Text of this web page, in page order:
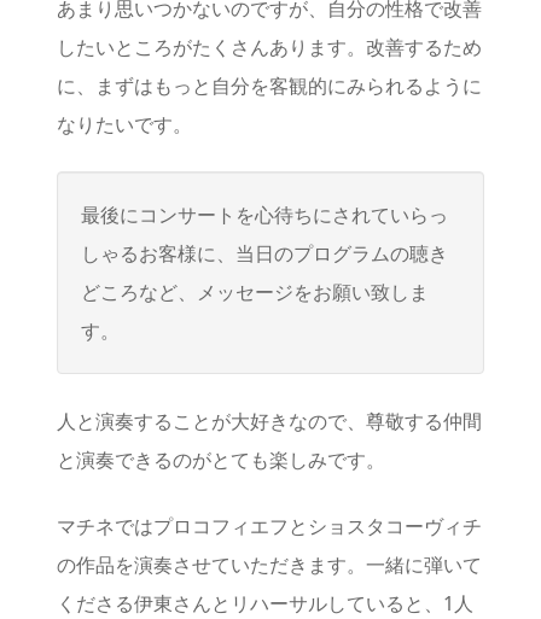
あまり思いつかないのですが、自分の性格で改善
したいところがたくさんあります。改善するため
に、まずはもっと自分を客観的にみられるように
なりたいです。
最後にコンサートを心待ちにされていらっ
しゃるお客様に、当日のプログラムの聴き
どころなど、メッセージをお願い致しま
す。
人と演奏することが大好きなので、尊敬する仲間
と演奏できるのがとても楽しみです。
マチネではプロコフィエフとショスタコーヴィチ
の作品を演奏させていただきます。一緒に弾いて
くださる伊東さんとリハーサルしていると、1人